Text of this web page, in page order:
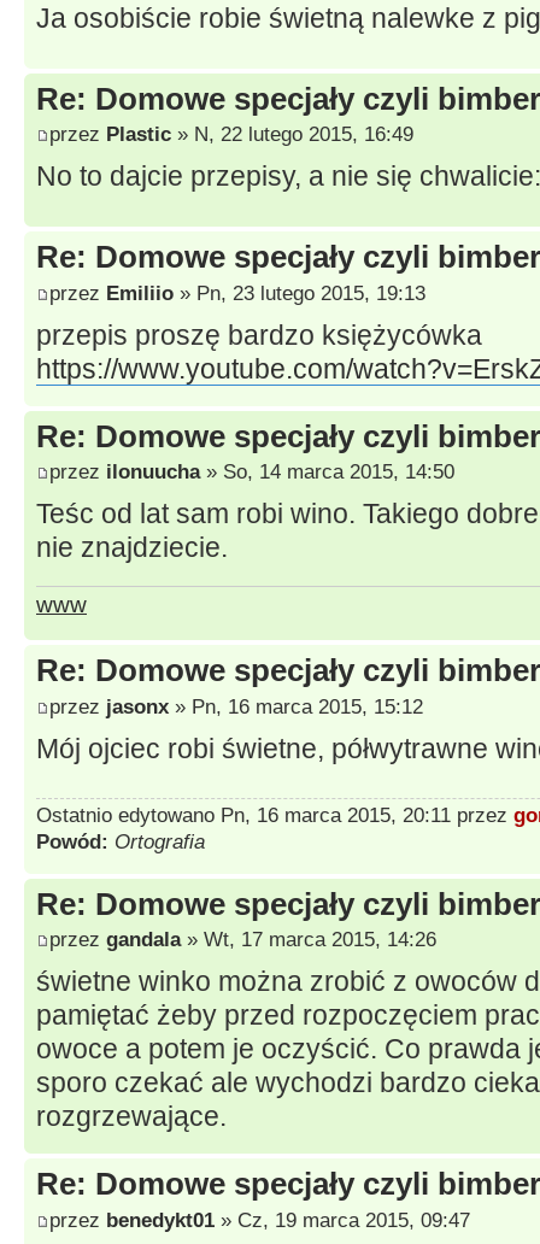
Ja osobiście robie świetną nalewke z
Re: Domowe specjały czyli
przez Plastic » N, 22 lutego 2015, 16:49
No to dajcie przepisy, a nie się
Re: Domowe specjały czyli
przez Emiliio » Pn, 23 lutego 2015, 19:13
przepis proszę bardzo księżycówka
https://www.youtube.com/
Re: Domowe specjały czyli
przez ilonuucha» So, 14 marca 2015, 14:50
Teśc od lat sam robi wino. Takiego
nie znajdziecie.
www
Re: Domowe specjały czyli
przez jasonx » Pn, 16 marca 2015, 15:12
Mój ojciec robi świetne, półwytrawne
Ostatnio edytowano Pn, 16 marca 2015, 20:11 przez
Powód: Ortografia
Re: Domowe specjały czyli
przez gandala» Wt, 17 marca 2015, 14:26
świetne winko można zrobić z owoców
pamiętać żeby przed rozpoczęciem
owoce a potem je oczyścić. Co prawda
sporo czekać ale wychodzi bardzo
rozgrzewające.
Re: Domowe specjały czyli
przez benedykt01 » Cz, 19 marca 2015, 09:47